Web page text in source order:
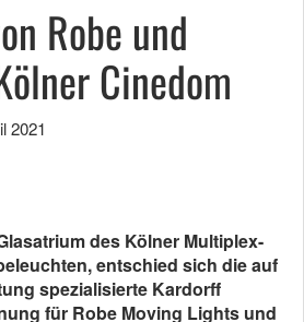
Robe und
Cinedom
2021
des Kölner Multiplex-
entschied sich die auf
spezialisierte Kardorff
für Robe Moving Lights und